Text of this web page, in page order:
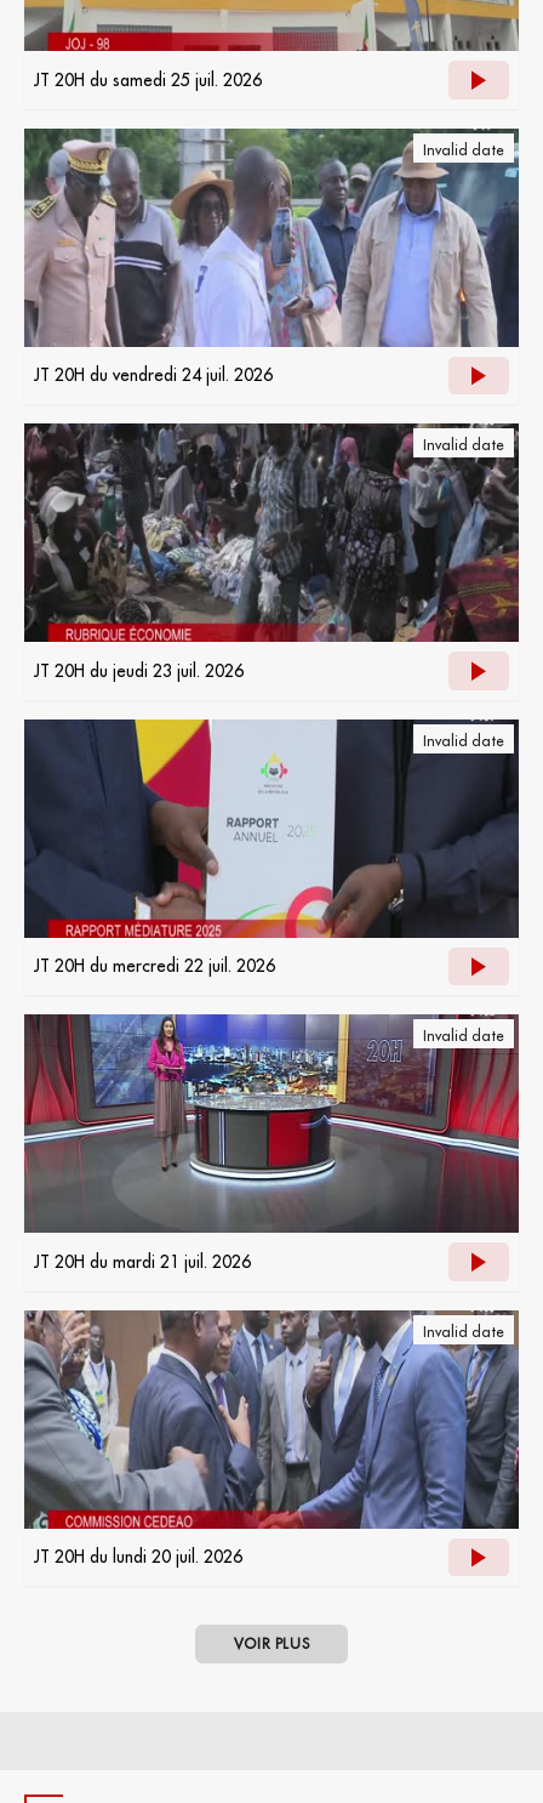
JT 20H du samedi 25 juil. 2026
Invalid date
JT 20H du vendredi 24 juil. 2026
Invalid date
JT 20H du jeudi 23 juil. 2026
Invalid date
JT 20H du mercredi 22 juil. 2026
Invalid date
JT 20H du mardi 21 juil. 2026
Invalid date
JT 20H du lundi 20 juil. 2026
VOIR PLUS